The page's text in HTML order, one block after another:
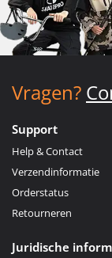
Vragen?
Support
Help & Contact
Verzendinformatie
Orderstatus
Retourneren
Juridische